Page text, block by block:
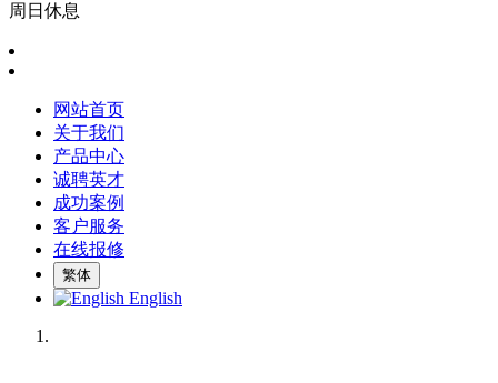
周日休息
网站首页
关于我们
产品中心
诚聘英才
成功案例
客户服务
在线报修
繁体
English